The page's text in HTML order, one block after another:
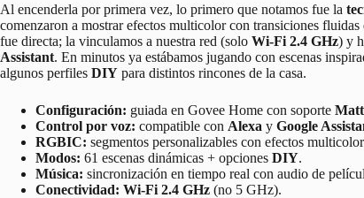
Al encenderla por primera vez, lo primero que notamos fue la
comenzaron a mostrar efectos multicolor con transiciones
fue directa; la vinculamos a nuestra red (solo Wi‑Fi 2.4 GHz) y
Assistant. En minutos ya estábamos jugando con escenas
algunos perfiles DIY para distintos rincones de la casa.
Configuración: guiada en Govee Home con soporte
Control por voz: compatible con Alexa y Google
RGBIC: segmentos personalizables con efectos
Modos: 61 escenas dinámicas + opciones DIY.
Música: sincronización en tiempo real con audio de
Conectividad: Wi‑Fi 2.4 GHz (no 5 GHz).